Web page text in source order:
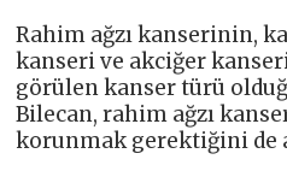
Rahim ağzı kanserinin,
kanseri ve akciğer
görülen kanser türü
Bilecan, rahim ağzı
korunmak gerektiğini de